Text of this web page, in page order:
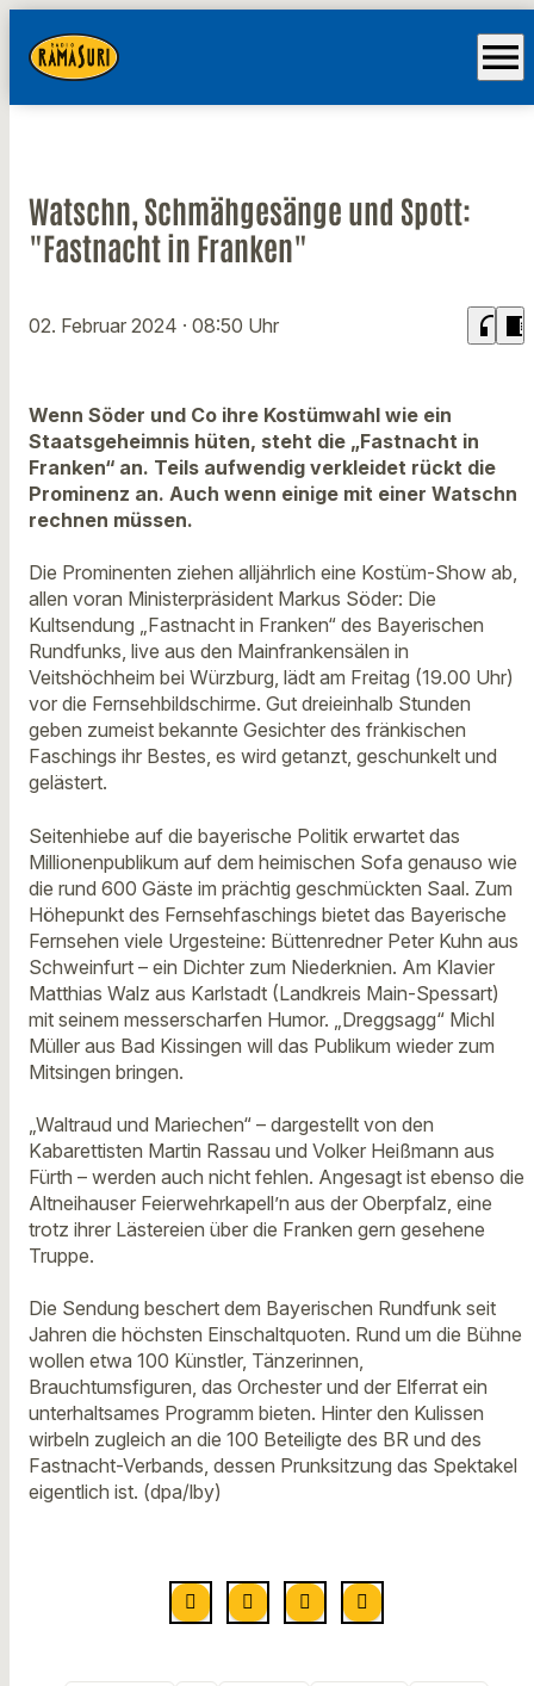
menu
Watschn, Schmähgesänge und Spott:
"Fastnacht in Franken"
02. Februar 2024 · 08:50 Uhr headphones chrome_reader_mode
Wenn Söder und Co ihre Kostümwahl wie ein
Staatsgeheimnis hüten, steht die „Fastnacht in
Franken“ an. Teils aufwendig verkleidet rückt die
Prominenz an. Auch wenn einige mit einer Watschn
rechnen müssen.
Die Prominenten ziehen alljährlich eine Kostüm-Show ab,
allen voran Ministerpräsident Markus Söder: Die
Kultsendung „Fastnacht in Franken“ des Bayerischen
Rundfunks, live aus den Mainfrankensälen in
Veitshöchheim bei Würzburg, lädt am Freitag (19.00 Uhr)
vor die Fernsehbildschirme. Gut dreieinhalb Stunden
geben zumeist bekannte Gesichter des fränkischen
Faschings ihr Bestes, es wird getanzt, geschunkelt und
gelästert.
Seitenhiebe auf die bayerische Politik erwartet das
Millionenpublikum auf dem heimischen Sofa genauso wie
die rund 600 Gäste im prächtig geschmückten Saal. Zum
Höhepunkt des Fernsehfaschings bietet das Bayerische
Fernsehen viele Urgesteine: Büttenredner Peter Kuhn aus
Schweinfurt – ein Dichter zum Niederknien. Am Klavier
Matthias Walz aus Karlstadt (Landkreis Main-Spessart)
mit seinem messerscharfen Humor. „Dreggsagg“ Michl
Müller aus Bad Kissingen will das Publikum wieder zum
Mitsingen bringen.
„Waltraud und Mariechen“ – dargestellt von den
Kabarettisten Martin Rassau und Volker Heißmann aus
Fürth – werden auch nicht fehlen. Angesagt ist ebenso die
Altneihauser Feierwehrkapell’n aus der Oberpfalz, eine
trotz ihrer Lästereien über die Franken gern gesehene
Truppe.
Die Sendung beschert dem Bayerischen Rundfunk seit
Jahren die höchsten Einschaltquoten. Rund um die Bühne
wollen etwa 100 Künstler, Tänzerinnen,
Brauchtumsfiguren, das Orchester und der Elferrat ein
unterhaltsames Programm bieten. Hinter den Kulissen
wirbeln zugleich an die 100 Beteiligte des BR und des
Fastnacht-Verbands, dessen Prunksitzung das Spektakel
eigentlich ist. (dpa/lby)